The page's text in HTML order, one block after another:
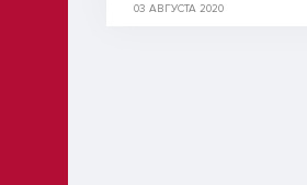
03 АВГУСТА 2020